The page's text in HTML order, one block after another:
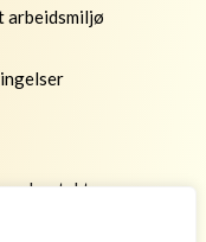
arbeidsmiljø
kontakt
132 eller